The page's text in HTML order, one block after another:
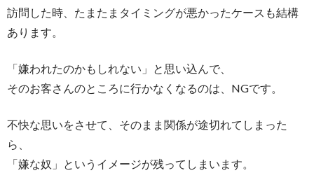
訪問した時、たまたまタイミングが悪かったケースも結構
あります。
「嫌われたのかもしれない」と思い込んで、
そのお客さんのところに行かなくなるのは、NGです。
不快な思いをさせて、そのまま関係が途切れてしまった
ら、
「嫌な奴」というイメージが残ってしまいます。